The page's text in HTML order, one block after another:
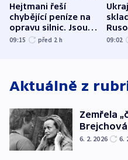
Hejtmani řeší
chybějící peníze na
opravu silnic. Jsou
nenárokové, namítá
09:15 před 2 h
trh,
09:02
Aktuálně z
Zemřela
Brejchová
6. 2. 2026 6.